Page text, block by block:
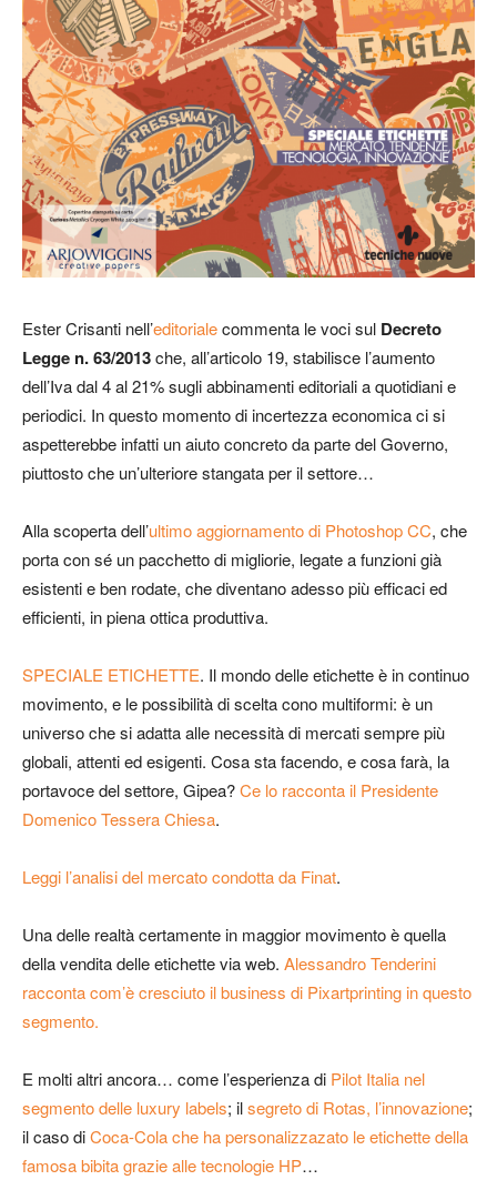
Ester Crisanti nell’editorialecommenta le voci sul Decreto
Legge n. 63/2013che, all’articolo 19, stabilisce l’aumento
dell’Iva dal 4 al 21% sugli abbinamenti editoriali a quotidiani e
periodici. In questo momento di incertezza economica ci si
aspetterebbe infatti un aiuto concreto da parte del Governo,
piuttosto che un’ulteriore stangata per il settore…
Alla scoperta dell’ultimo aggiornamento di Photoshop CC, che
porta con sé un pacchetto di migliorie, legate a funzioni già
esistenti e ben rodate, che diventano adesso più efficaci ed
efficienti, in piena ottica produttiva.
SPECIALE ETICHETTE. Il mondo delle etichette è in continuo
movimento, e le possibilità di scelta cono multiformi: è un
universo che si adatta alle necessità di mercati sempre più
globali, attenti ed esigenti. Cosa sta facendo, e cosa farà, la
portavoce del settore, Gipea?Ce lo racconta il Presidente
Domenico Tessera Chiesa.
Leggi l’analisi del mercato condotta da Finat.
Una delle realtà certamente in maggior movimento è quella
della vendita delle etichette via web. Alessandro Tenderini
racconta com’è cresciuto il business di Pixartprinting in questo
segmento.
E molti altri ancora… come l’esperienza di Pilot Italia nel
segmento delle luxury labels; ilsegreto di Rotas, l’innovazione;
il caso diCoca-Cola che ha personalizzazato le etichette della
famosa bibita grazie alle tecnologie HP…